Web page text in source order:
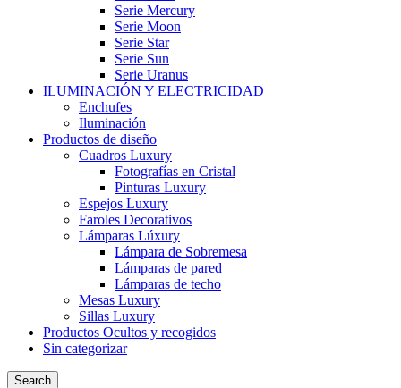
Serie Mercury
Serie Moon
Serie Star
Serie Sun
Serie Uranus
ILUMINACIÓN Y ELECTRICIDAD
Enchufes
Iluminación
Productos de diseño
Cuadros Luxury
Fotografías en Cristal
Pinturas Luxury
Espejos Luxury
Faroles Decorativos
Lámparas Lúxury
Lámpara de Sobremesa
Lámparas de pared
Lámparas de techo
Mesas Luxury
Sillas Luxury
Productos Ocultos y recogidos
Sin categorizar
Search